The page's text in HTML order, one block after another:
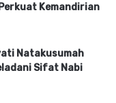
Kemandirian
Natakusumah
Sifat Nabi